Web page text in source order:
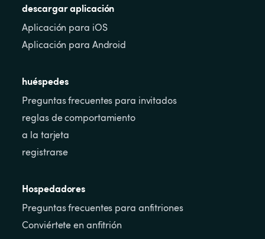
descargar aplicación
Aplicación para iOS
Aplicación para Android
huéspedes
Preguntas frecuentes para invitados
reglas de comportamiento
a la tarjeta
registrarse
Hospedadores
Preguntas frecuentes para anfitriones
Conviértete en anfitrión